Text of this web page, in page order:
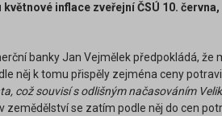
květnové inflace zveřejní ČSÚ 10.
banky Jan Vejmělek předpokládá, že
něj k tomu přispěly zejména ceny
což souvisí s odlišným načasováním
zemědělství se zatím podle něj do cen